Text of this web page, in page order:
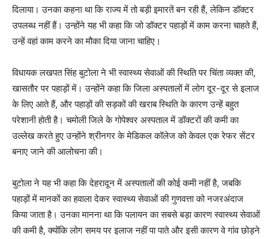
दिलाया। उनका कहना था कि राज्य में तो बड़ी इमारतें बन रही हैं, लेकिन डॉक्टर
उपलब्ध नहीं हैं। उन्होंने यह भी कहा कि जो डॉक्टर पहाड़ों में काम करना चाहते हैं,
उन्हें वहां काम करने का मौका दिया जाना चाहिए।
विधायक लखपत सिंह बुटोला ने भी स्वास्थ्य सेवाओं की स्थिति पर चिंता व्यक्त की,
खासतौर पर पहाड़ों में। उन्होंने कहा कि जिला अस्पतालों में लोग दूर-दूर से इलाज
के लिए आते हैं, और पहाड़ों की सड़कों की खराब स्थिति के कारण उन्हें बहुत
परेशानी होती है। चमोली जिले के गोपेश्वर अस्पताल में डॉक्टरों की कमी का
उल्लेख करते हुए उन्होंने श्रीनगर के मेडिकल कॉलेज को केवल एक रेफर सेंटर
बनाए जाने की आलोचना की।
बुटोला ने यह भी कहा कि देहरादून में अस्पतालों की कोई कमी नहीं है, जबकि
पहाड़ों में मानकों का हवाला देकर स्वास्थ्य सेवाओं की गुणवत्ता को नजरअंदाज
किया जाता है। उनका मानना था कि पलायन का सबसे बड़ा कारण स्वास्थ्य सेवाओं
की कमी है, क्योंकि लोग समय पर इलाज नहीं पा पाते और इसी कारण वे गांव छोड़ने